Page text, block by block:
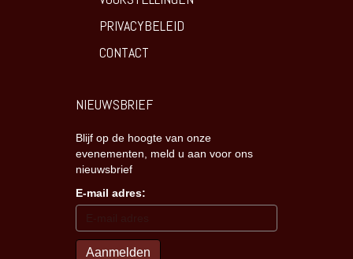
PRIVACYBELEID
CONTACT
NIEUWSBRIEF
Blijf op de hoogte van onze
evenementen, meld u aan voor ons
nieuwsbrief
E-mail adres: